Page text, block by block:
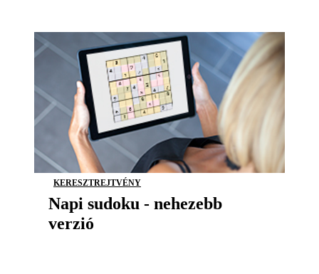
KERESZTREJTVÉNY
Napi sudoku - nehezebb
verzió